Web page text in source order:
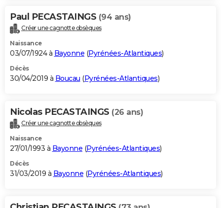
Paul PECASTAINGS (94 ans)
Créer une cagnotte obsèques
Naissance
03/07/1924 à Bayonne (Pyrénées-Atlantiques)
Décès
30/04/2019 à Boucau (Pyrénées-Atlantiques)
Nicolas PECASTAINGS (26 ans)
Créer une cagnotte obsèques
Naissance
27/01/1993 à Bayonne (Pyrénées-Atlantiques)
Décès
31/03/2019 à Bayonne (Pyrénées-Atlantiques)